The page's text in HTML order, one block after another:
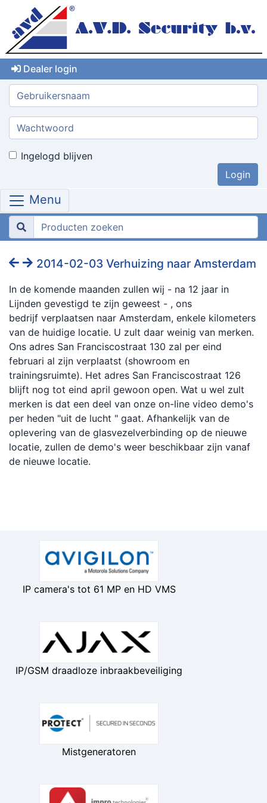
Dealer login
Gebruikersnaam:
Wachtwoord:
Ingelogd blijven
Menu
2014-02-03 Verhuizing naar Amsterdam
In de komende maanden zullen wij - na 12 jaar in
Lijnden gevestigd te zijn geweest - , ons
bedrijf verplaatsen naar Amsterdam, enkele kilometers
van de huidige locatie. U zult daar weinig van merken.
Ons adres San Franciscostraat 130 zal per eind
februari al zijn verplaatst (showroom en
trainingsruimte). Het adres San Franciscostraat 126
blijft nog tot eind april gewoon open. Wat u wel zult
merken is dat een deel van onze on-line video demo's
per heden "uit de lucht " gaat. Afhankelijk van de
oplevering van de glasvezelverbinding op de nieuwe
locatie, zullen de demo's weer beschikbaar zijn vanaf
de nieuwe locatie.
IP camera's tot 61 MP en HD VMS
IP/GSM draadloze inbraakbeveiliging
Mistgeneratoren